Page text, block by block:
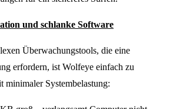
und schlanke Software
Überwachungstools, die eine
erfordern, ist Wolfeye einfach zu
minimaler Systembelastung: